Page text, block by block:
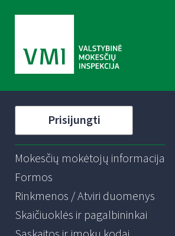
Prisijungti
Mokesčių mokėtojų informacija
Formos
Rinkmenos / Atviri duomenys
Skaičiuoklės ir pagalbininkai